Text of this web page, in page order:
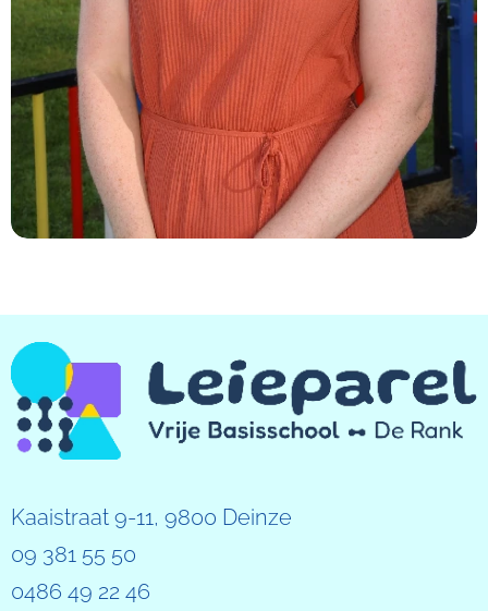
Kaaistraat 9-11, 9800 Deinze
09 381 55 50
0486 49 22 46